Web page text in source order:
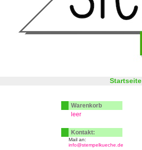
Startseite
Warenkorb
leer
Kontakt:
Mail an:
info@stempelkueche.de